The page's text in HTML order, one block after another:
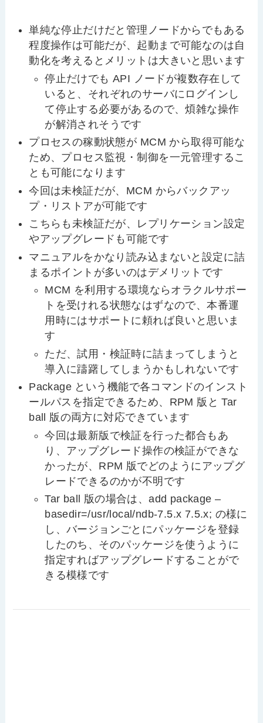
単純な停止だけだと管理ノードからでもある
程度操作は可能だが、起動まで可能なのは自
動化を考えるとメリットは大きいと思います
停止だけでも API ノードが複数存在して
いると、それぞれのサーバにログインし
て停止する必要があるので、煩雑な操作
が解消されそうです
プロセスの稼動状態が MCM から取得可能な
ため、プロセス監視・制御を一元管理するこ
とも可能になります
今回は未検証だが、MCM からバックアッ
プ・リストアが可能です
こちらも未検証だが、レプリケーション設定
やアップグレードも可能です
マニュアルをかなり読み込まないと設定に詰
まるポイントが多いのはデメリットです
MCM を利用する環境ならオラクルサポー
トを受けれる状態なはずなので、本番運
用時にはサポートに頼れば良いと思いま
す
ただ、試用・検証時に詰まってしまうと
導入に躊躇してしまうかもしれないです
Package という機能で各コマンドのインスト
ールパスを指定できるため、RPM 版と Tar
ball 版の両方に対応できています
今回は最新版で検証を行った都合もあ
り、アップグレード操作の検証ができな
かったが、RPM 版でどのようにアップグ
レードできるのかが不明です
Tar ball 版の場合は、add package –
basedir=/usr/local/ndb-7.5.x 7.5.x; の様に
し、バージョンごとにパッケージを登録
したのち、そのパッケージを使うように
指定すればアップグレードすることがで
きる模様です